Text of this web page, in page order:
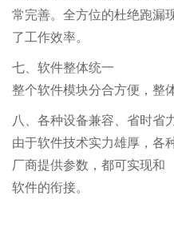
常完善。全方位的杜绝跑漏
了工作效率。
七、软件整体统一
整个软件模块分合方便，整
八、各种设备兼容、省时省
由于软件技术实力雄厚，各
厂商提供参数，都可实现和
软件的衔接。